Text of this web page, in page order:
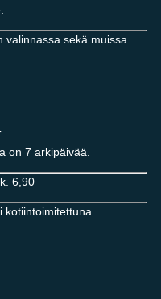
valinnassa sekä muissa
on 7 arkipäivää.
6,90
kotiintoimitettuna.